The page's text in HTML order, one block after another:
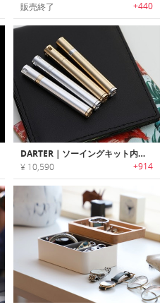
販売終了 +440
DARTER｜ソーイングキット内蔵のマイクロペン「ダーター」
¥ 10,590 +914